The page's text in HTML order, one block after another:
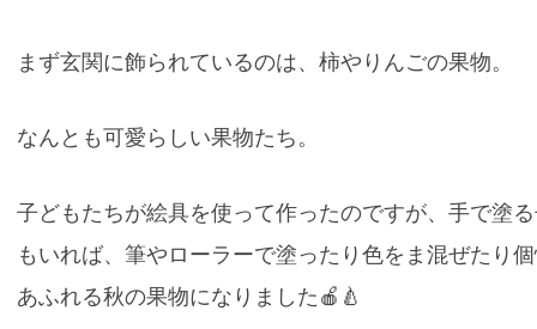
まず玄関に飾られているのは、柿やりんごの果物。
なんとも可愛らしい果物たち。
子どもたちが絵具を使って作ったのですが、手で塗
もいれば、筆やローラーで塗ったり色をま混ぜたり
あふれる秋の果物になりました🍎🍐